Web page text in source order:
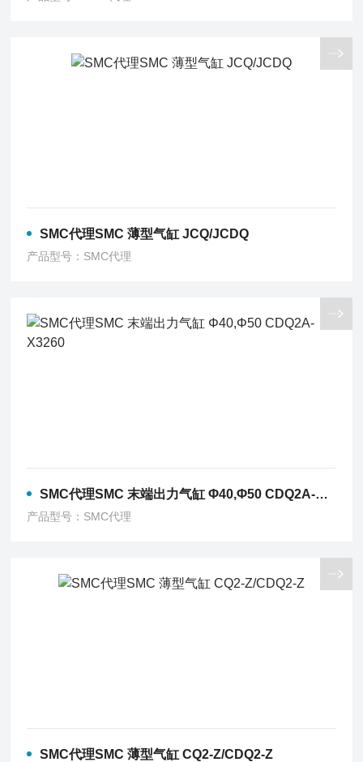
SMC代理SMC 薄型气缸 JCQ/JCDQ
产品型号：SMC代理
SMC代理SMC 末端出力气缸 Φ40,Φ50 CDQ2A-X3260
产品型号：SMC代理
SMC代理SMC 薄型气缸 CQ2-Z/CDQ2-Z